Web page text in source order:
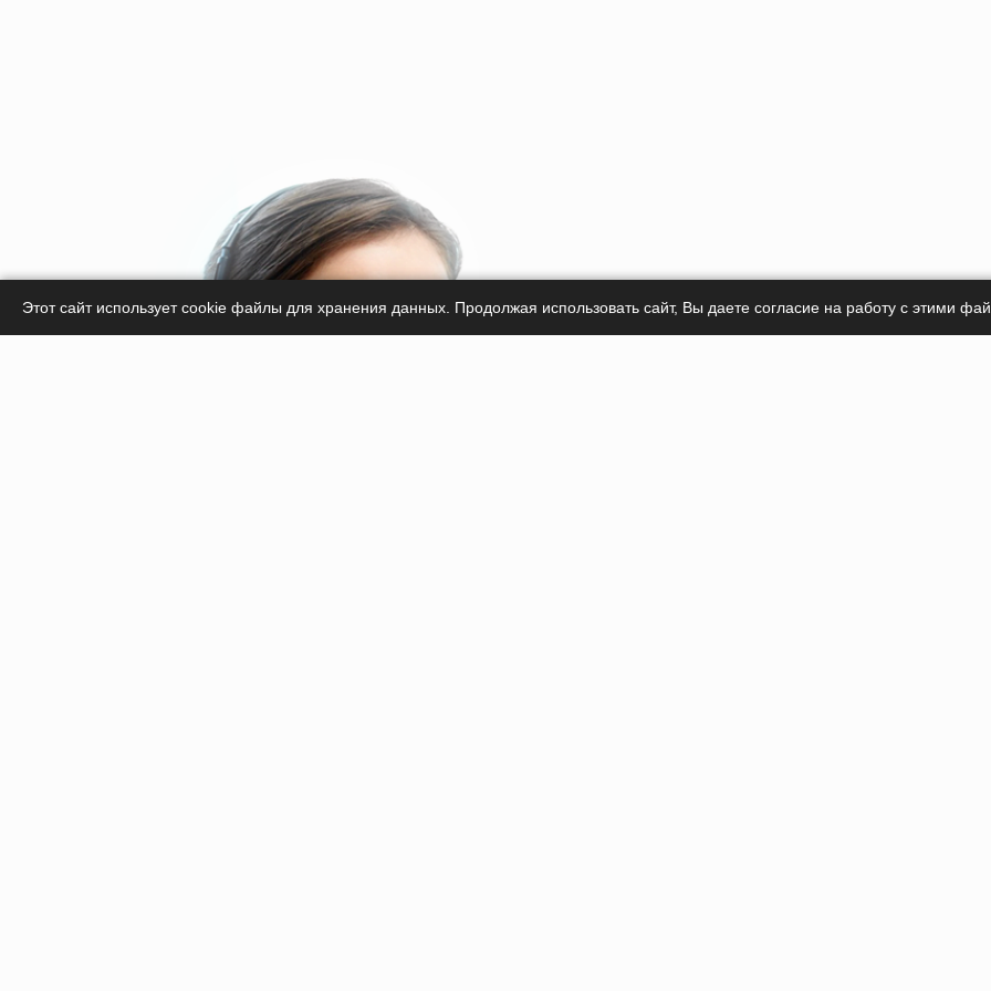
Этот сайт использует cookie файлы для хранения данных. Продолжая использовать сайт, Вы даете согласие на работу с этими